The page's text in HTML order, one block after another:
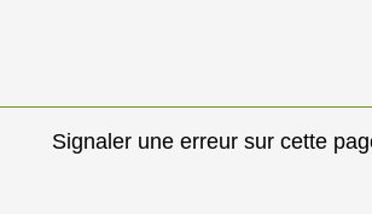
Signaler une erreur sur cette